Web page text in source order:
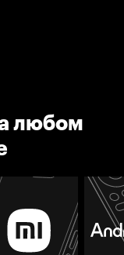
любом